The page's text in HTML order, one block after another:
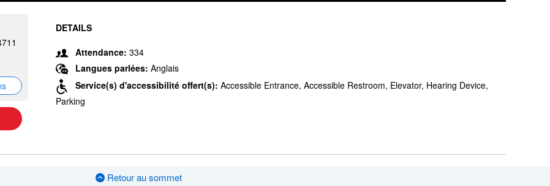
DETAILS
Attendance: 334
Langues parlées: Anglais
Service(s) d'accessibilité offert(s): Accessible Entrance, Accessible Restroom, Elevator, Hearing Device,
Parking
Retour au sommet